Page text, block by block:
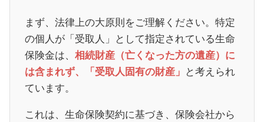
まず、法律上の大原則をご理解ください。特定
の個人が「受取人」として指定されている生命
保険金は、 相続財産（亡くなった方の遺産）に
は含まれず、「受取人固有の財産」 と考えられ
ています。
これは、生命保険契約に基づき、保険会社から